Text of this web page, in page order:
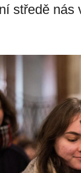
středě nás